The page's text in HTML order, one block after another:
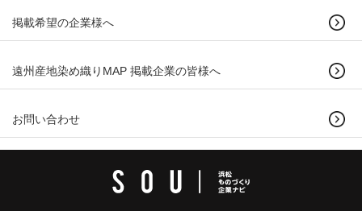
掲載希望の企業様へ
遠州産地染め織りMAP 掲載企業の皆様へ
お問い合わせ